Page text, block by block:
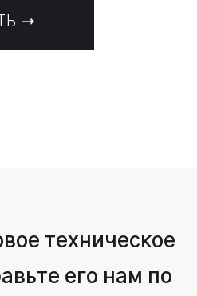
техническое
его нам по